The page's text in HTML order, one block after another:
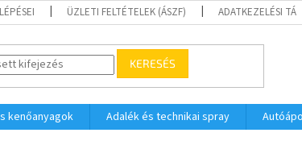
ÜZLETI FELTÉTELEK (ÁSZF) ADATKEZELÉSI
KERESÉS
kenőanyagok Adalék és technikai spray